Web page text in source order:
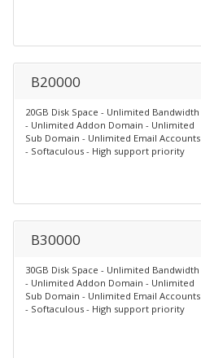
B20000
20GB Disk Space - Unlimited Bandwidth
- Unlimited Addon Domain - Unlimited
Sub Domain - Unlimited Email Accounts
- Softaculous - High support priority
B30000
30GB Disk Space - Unlimited Bandwidth
- Unlimited Addon Domain - Unlimited
Sub Domain - Unlimited Email Accounts
- Softaculous - High support priority